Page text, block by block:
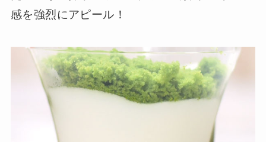
感を強烈にアピール！